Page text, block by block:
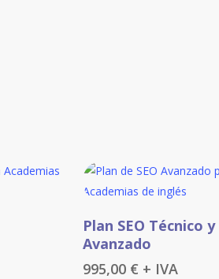
Añadir Al Carrito
Plan SEO Técnico y
Avanzado
995,00 € + IVA